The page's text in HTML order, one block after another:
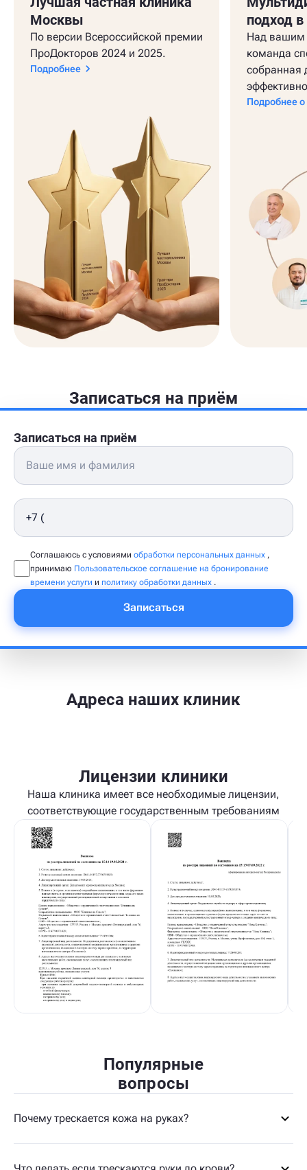
Москвы
По версии Всероссийской премии
ПроДокторов 2024 и 2025.
Подробнее
подход
Над вашим
команда
собранная
Подробнее о
Записаться на приём
Записаться на приём
Соглашаюсь с условиями обработки персональных данных ,
принимаю Пользовательское соглашение на бронирование
времени услуги и политику обработки данных .
Записаться
Адреса наших клиник
Лицензии клиники
Наша клиника имеет все необходимые лицензии,
соответствующие государственным требованиям
Популярные
вопросы
Почему трескается кожа на руках?